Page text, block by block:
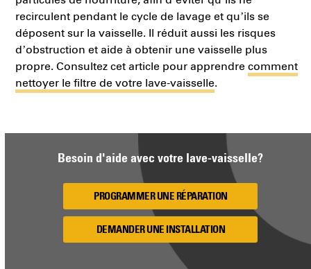
recirculent pendant le cycle de lavage et qu’ils se
déposent sur la vaisselle. Il réduit aussi les risques
d’obstruction et aide à obtenir une vaisselle plus
propre. Consultez cet article pour apprendrecomment
nettoyer le filtre de votre lave-vaisselle.
Besoin d'aide avec votre lave-vaisselle?
PROGRAMMER UNE RÉPARATION
DEMANDER UNE INSTALLATION